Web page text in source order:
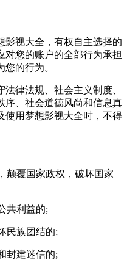
影视大全，有权自主选择的
对您的账户的全部行为承担
的行为。
律法规、社会主义制度、
序、社会道德风尚和信息真
使用梦想影视大全时，不得
颠覆国家政权，破坏囯家
共利益的;
民族团结的;
封建迷信的;